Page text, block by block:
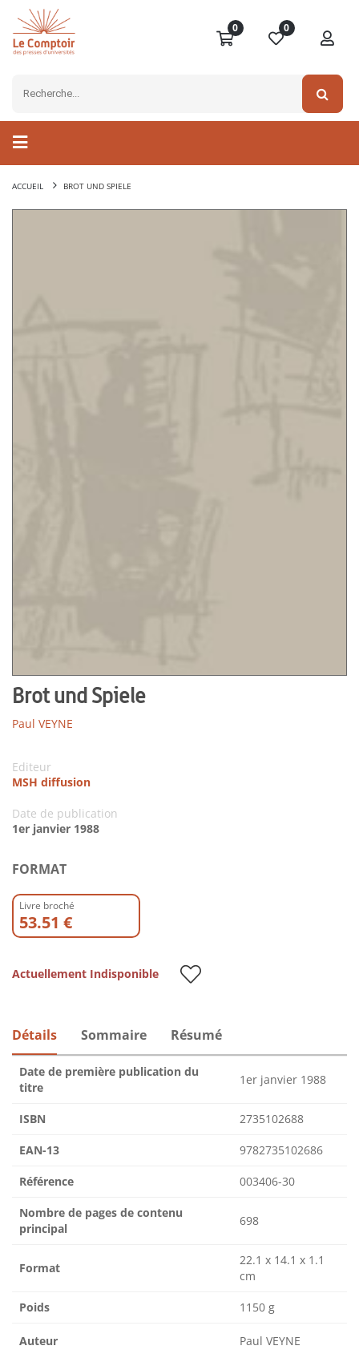
0 0
ACCUEIL BROT UND SPIELE
Brot und Spiele
Paul VEYNE
Editeur
MSH diffusion
Date de publication
1er janvier 1988
FORMAT
Livre broché
53.51 €
Actuellement Indisponible
Détails Sommaire Résumé
Date de première publication du
titre
1er janvier 1988
ISBN 2735102688
EAN-13 9782735102686
Référence 003406-30
Nombre de pages de contenu
principal
698
Format
22.1 x 14.1 x 1.1
cm
Poids 1150 g
Auteur Paul VEYNE